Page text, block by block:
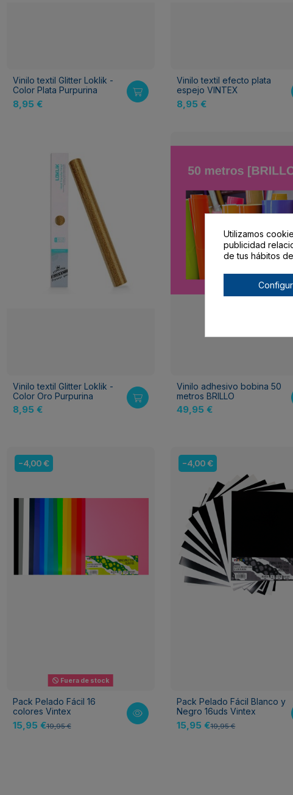
Vinilo textil Glitter Loklik -
Color Plata Purpurina
8,95 €
Vinilo textil efecto plata
espejo VINTEX
8,95 €
Vinilo textil Glitter Loklik -
Color Oro Purpurina
8,95 €
Vinilo adhesivo bobina 50
metros BRILLO
49,95 €
-4,00 €
Fuera de stock
Pack Pelado Fácil 16
colores Vintex
15,95 €19,95 €
-4,00 €
Pack Pelado Fácil Blanco y
Negro 16uds Vintex
15,95 €19,95 €
Utilizamos
publicidad
de tus hábitos